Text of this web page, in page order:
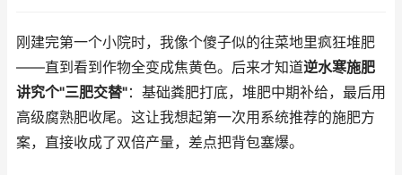
刚建完第一个小院时，我像个傻子似的往菜地里疯狂堆肥
——直到看到作物全变成焦黄色。后来才知道逆水寒施肥
讲究个"三肥交替"：基础粪肥打底，堆肥中期补给，最后用
高级腐熟肥收尾。这让我想起第一次用系统推荐的施肥方
案，直接收成了双倍产量，差点把背包塞爆。